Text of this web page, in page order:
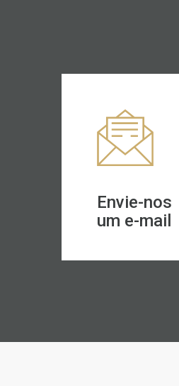
Envie-nos
um e-mail